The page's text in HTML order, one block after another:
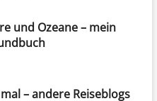
und Ozeane – mein
– andere Reiseblogs